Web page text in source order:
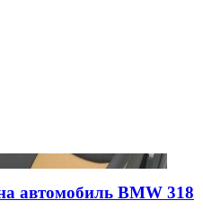
автомобиль BMW 318